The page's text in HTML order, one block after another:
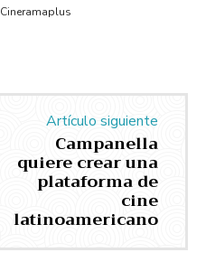
Cineramaplus
Artículo siguiente
Campanella
quiere crear una
plataforma de
cine
latinoamericano